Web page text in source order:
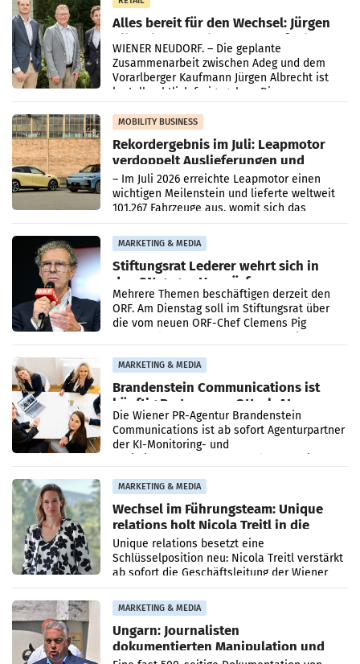
Alles bereit für den Wechsel: Jürgen
Albrecht setzt ab 1.1.2027 auf Adeg
WIENER NEUDORF. – Die geplante
Zusammenarbeit zwischen Adeg und dem
Vorarlberger Kaufmann Jürgen Albrecht ist
kartellrechtlich freigegeben: Die
Bundeswettbewerbsbehörde und der
Bundeskartellanwalt
MOBILITY BUSINESS
Rekordergebnis im Juli: Leapmotor
verdoppelt Auslieferungen und
überschreitet die 100.000er-Marke
– Im Juli 2026 erreichte Leapmotor einen
wichtigen Meilenstein und lieferte weltweit
101.267 Fahrzeuge aus, womit sich das
Ergebnis gegenüber Juli 2025 mehr als
verdoppelte (+102
MARKETING & MEDIA
Stiftungsrat Lederer wehrt sich in
den SN gegen Vorwürfe
Mehrere Themen beschäftigen derzeit den
ORF. Am Dienstag soll im Stiftungsrat über
die vom neuen ORF-Chef Clemens Pig
MARKETING & MEDIA
Brandenstein Communications ist
künftig Partner von OtterlyAI
Die Wiener PR-Agentur Brandenstein
Communications ist ab sofort Agenturpartner
der KI-Monitoring- und
MARKETING & MEDIA
Wechsel im Führungsteam: Unique
relations holt Nicola Treitl in die
Geschäftsleitung
Unique relations besetzt eine
Schlüsselposition neu: Nicola Treitl verstärkt
ab sofort die Geschäftsleitung der Wiener
PR-Agentur an der Seite von Josef Kalina und
Anna Kalina-Mahr.
MARKETING & MEDIA
Ungarn: Journalisten
dokumentierten Manipulation und